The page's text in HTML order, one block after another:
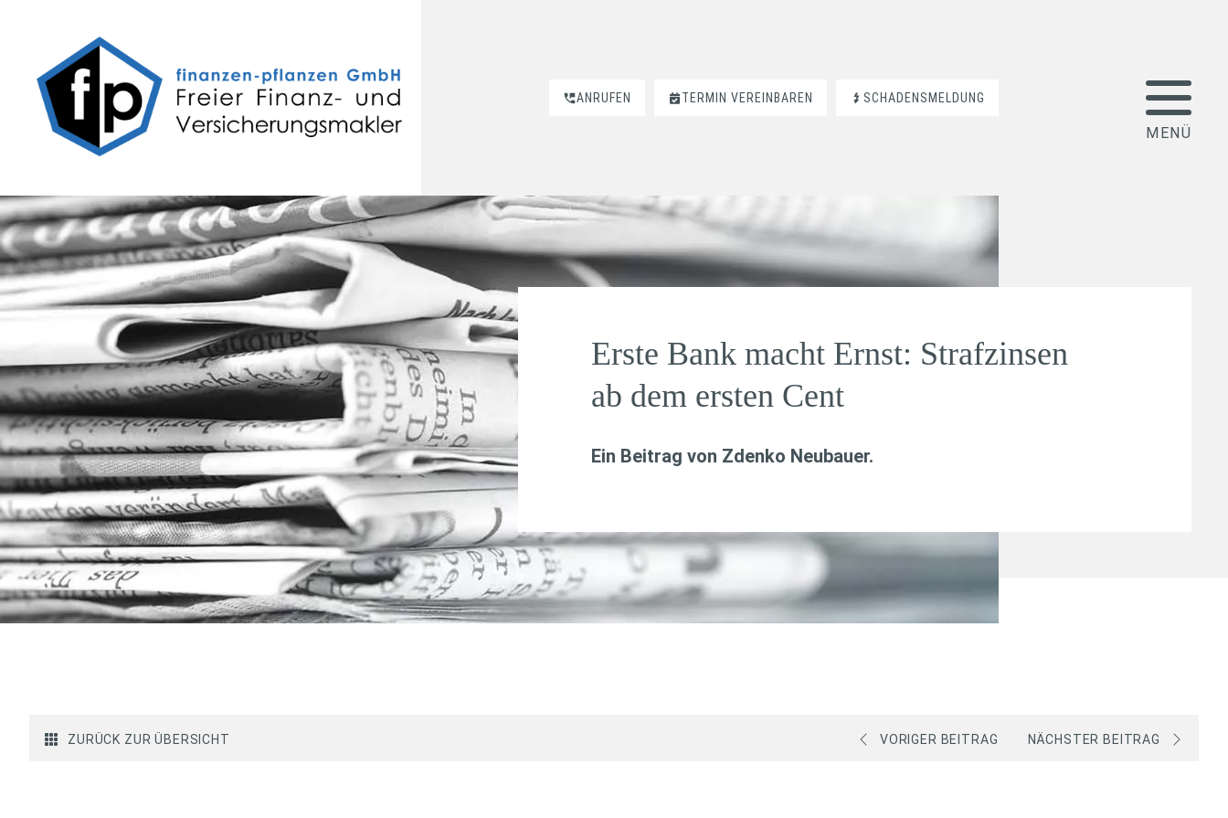
ANRUFEN TERMIN VEREINBAREN SCHADENSMELDUNG
Erste Bank macht Ernst: Strafzinsen
ab dem ersten Cent
Ein Beitrag von Zdenko Neubauer.
ZURÜCK ZUR ÜBERSICHT VORIGER BEITRAG NÄCHSTER BEITRAG